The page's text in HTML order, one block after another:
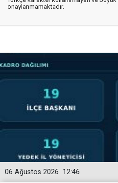
onaylanmamaktadır.
12:46
06 Ağustos 2026